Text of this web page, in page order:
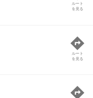
ルート
を見る
ルート
を見る